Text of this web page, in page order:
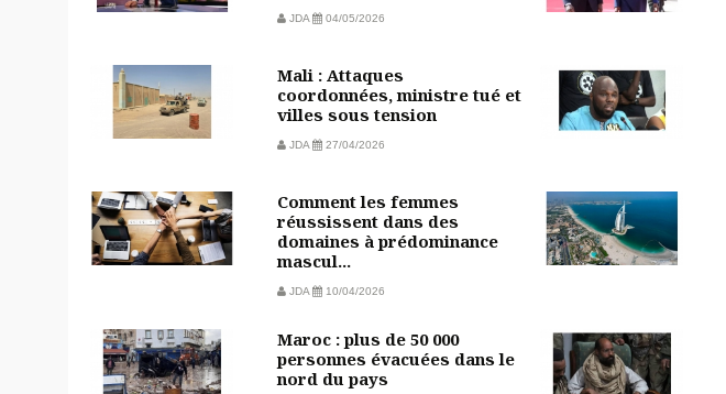
JDA 04/05/2026
Mali : Attaques
coordonnées, ministre tué et
villes sous tension
JDA 27/04/2026
Comment les femmes
réussissent dans des
domaines à prédominance
mascul...
JDA 10/04/2026
Maroc : plus de 50 000
personnes évacuées dans le
nord du pays